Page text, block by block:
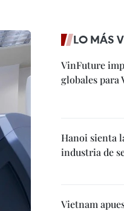
LO MÁS
VinFuture
globales para
Hanoi sienta
industria de
Vietnam